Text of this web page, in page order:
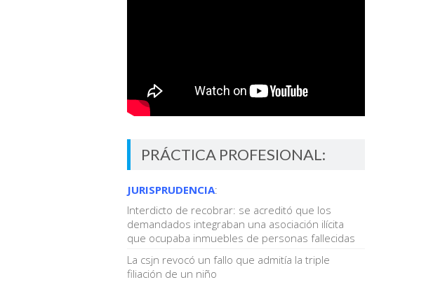
PRÁCTICA PROFESIONAL:
JURISPRUDENCIA:
Interdicto de recobrar: se acreditó que los
demandados integraban una asociación ilícita
que ocupaba inmuebles de personas fallecidas
La csjn revocó un fallo que admitía la triple
filiación de un niño